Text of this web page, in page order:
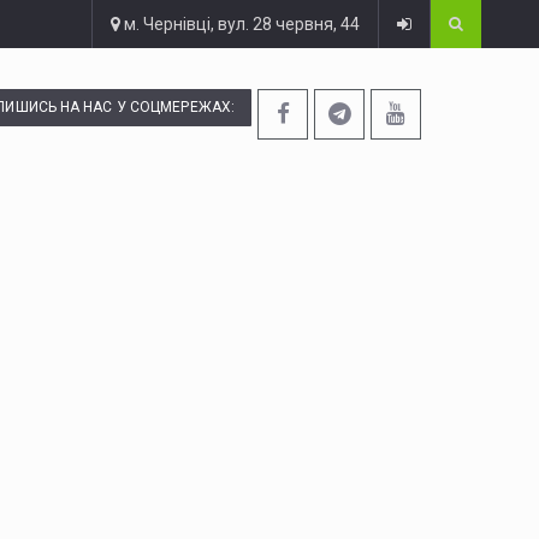
м. Чернівці, вул. 28 червня, 44
НА НАС У СОЦМЕРЕЖАХ: